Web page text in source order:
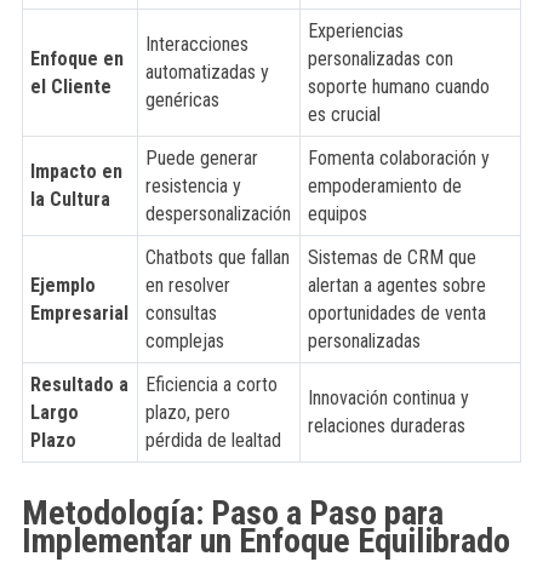
Enfoque en
el Cliente
Interacciones
automatizadas y
genéricas
Experiencias
personalizadas con
soporte humano cuando
es crucial
Impacto en
la Cultura
Puede generar
resistencia y
despersonalización
Fomenta colaboración y
empoderamiento de
equipos
Ejemplo
Empresarial
Chatbots que fallan
en resolver
consultas
complejas
Sistemas de CRM que
alertan a agentes sobre
oportunidades de venta
personalizadas
Resultado a
Largo
Plazo
Eficiencia a corto
plazo, pero
pérdida de lealtad
Innovación continua y
relaciones duraderas
Metodología: Paso a Paso para
Implementar un Enfoque Equilibrado